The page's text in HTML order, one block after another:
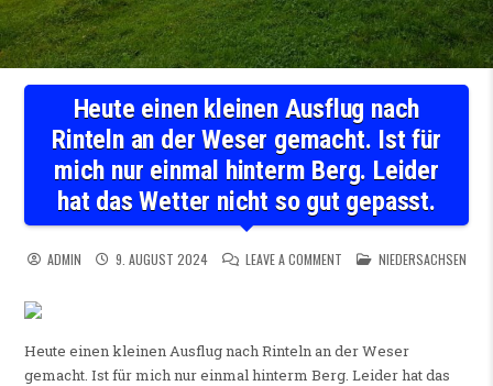
Heute einen kleinen Ausflug nach
Rinteln an der Weser gemacht. Ist für
mich nur einmal hinterm Berg. Leider
hat das Wetter nicht so gut gepasst.
ADMIN 9. AUGUST 2024 LEAVE A COMMENTON HEUTE EINEN KLEINEN
POSTED IN
NIEDERSACHSEN
Heute einen kleinen Ausflug nach Rinteln an der Weser
gemacht. Ist für mich nur einmal hinterm Berg. Leider hat das